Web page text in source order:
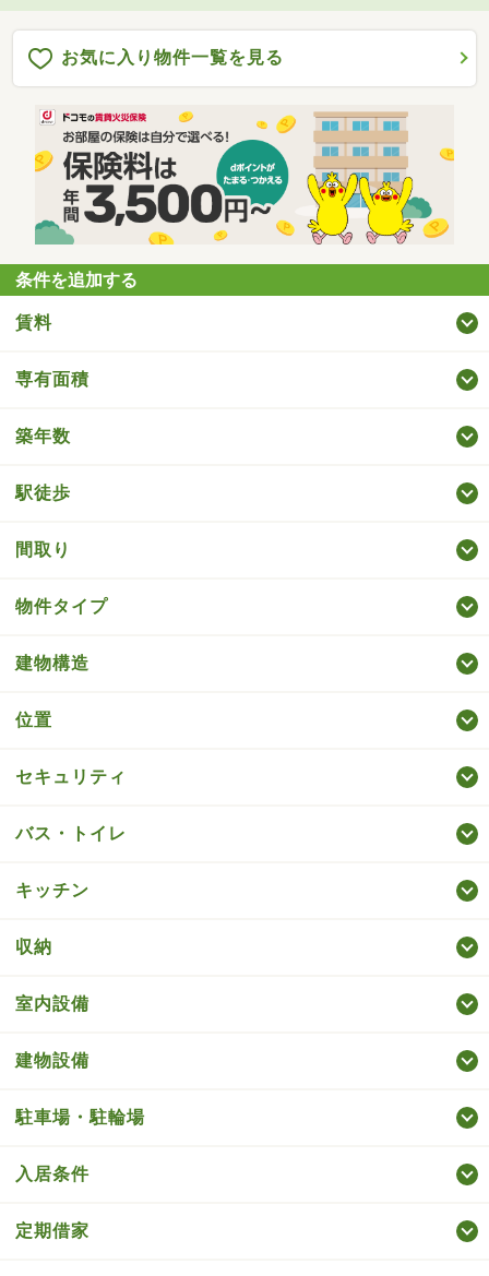
お気に入り物件一覧を見る
条件を追加する
賃料
専有面積
築年数
駅徒歩
間取り
物件タイプ
建物構造
位置
セキュリティ
バス・トイレ
キッチン
収納
室内設備
建物設備
駐車場・駐輪場
入居条件
定期借家